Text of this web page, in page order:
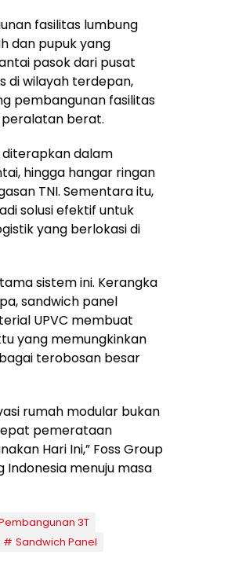
fasilitas lumbung
dan pupuk yang
pasok dari pusat
di wilayah terdepan,
pembangunan fasilitas
berat.
dalam
hingga hangar ringan
TNI. Sementara itu,
solusi efektif untuk
yang berlokasi di
sistem ini. Kerangka
sandwich panel
UPVC membuat
yang memungkinkan
terobosan besar
rumah modular bukan
pemerataan
Hari Ini,” Foss Group
menuju masa
3T
Sandwich Panel